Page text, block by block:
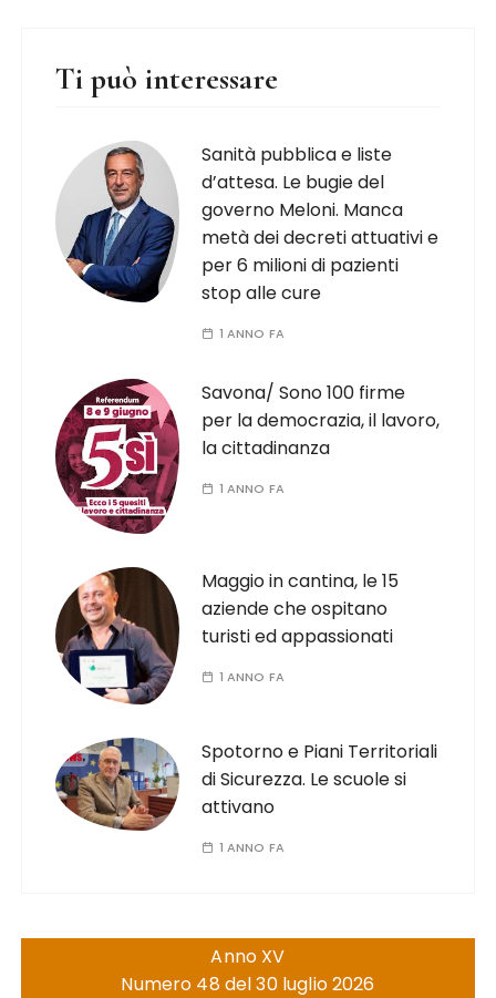
Ti può interessare
Sanità pubblica e liste
d’attesa. Le bugie del
governo Meloni. Manca
metà dei decreti attuativi e
per 6 milioni di pazienti
stop alle cure
1 ANNO FA
Savona/ Sono 100 firme
per la democrazia, il lavoro,
la cittadinanza
1 ANNO FA
Maggio in cantina, le 15
aziende che ospitano
turisti ed appassionati
1 ANNO FA
Spotorno e Piani Territoriali
di Sicurezza. Le scuole si
attivano
1 ANNO FA
Anno XV
Numero 48 del 30 luglio 2026